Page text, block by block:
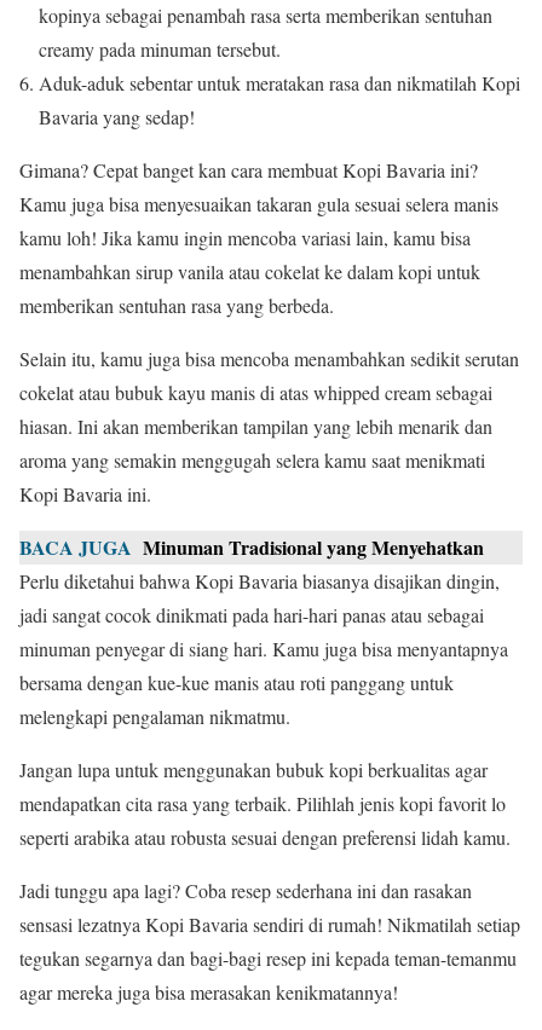
kopinya sebagai penambah rasa serta memberikan sentuhan
creamy pada minuman tersebut.
Aduk-aduk sebentar untuk meratakan rasa dan nikmatilah Kopi
Bavaria yang sedap!
Gimana? Cepat banget kan cara membuat Kopi Bavaria ini?
Kamu juga bisa menyesuaikan takaran gula sesuai selera manis
kamu loh! Jika kamu ingin mencoba variasi lain, kamu bisa
menambahkan sirup vanila atau cokelat ke dalam kopi untuk
memberikan sentuhan rasa yang berbeda.
Selain itu, kamu juga bisa mencoba menambahkan sedikit serutan
cokelat atau bubuk kayu manis di atas whipped cream sebagai
hiasan. Ini akan memberikan tampilan yang lebih menarik dan
aroma yang semakin menggugah selera kamu saat menikmati
Kopi Bavaria ini.
BACA JUGA Minuman Tradisional yang Menyehatkan
Perlu diketahui bahwa Kopi Bavaria biasanya disajikan dingin,
jadi sangat cocok dinikmati pada hari-hari panas atau sebagai
minuman penyegar di siang hari. Kamu juga bisa menyantapnya
bersama dengan kue-kue manis atau roti panggang untuk
melengkapi pengalaman nikmatmu.
Jangan lupa untuk menggunakan bubuk kopi berkualitas agar
mendapatkan cita rasa yang terbaik. Pilihlah jenis kopi favorit lo
seperti arabika atau robusta sesuai dengan preferensi lidah kamu.
Jadi tunggu apa lagi? Coba resep sederhana ini dan rasakan
sensasi lezatnya Kopi Bavaria sendiri di rumah! Nikmatilah setiap
tegukan segarnya dan bagi-bagi resep ini kepada teman-temanmu
agar mereka juga bisa merasakan kenikmatannya!